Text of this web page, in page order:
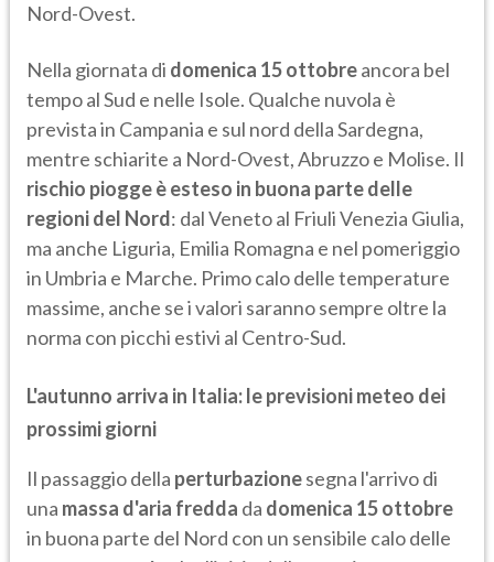
Nord-Ovest.
Nella giornata di domenica 15 ottobreancora bel
tempo al Sud e nelle Isole. Qualche nuvola è
prevista in Campania e sul nord della Sardegna,
mentre schiarite a Nord-Ovest, Abruzzo e Molise. Il
rischio piogge è esteso in buona parte delle
regioni del Nord: dal Veneto al Friuli Venezia Giulia,
ma anche Liguria, Emilia Romagna e nel pomeriggio
in Umbria e Marche. Primo calo delle temperature
massime, anche se i valori saranno sempre oltre la
norma con picchi estivi al Centro-Sud.
L'autunno arriva in Italia: le previsioni meteo dei
prossimi giorni
Il passaggio della perturbazionesegna l'arrivo di
una massa d'aria fredda da domenica 15 ottobre
in buona parte del Nord con un sensibile calo delle